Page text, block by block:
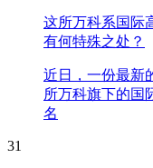
这所万科系国际
有何特殊之处？
近日，一份最新
所万科旗下的国
名
31